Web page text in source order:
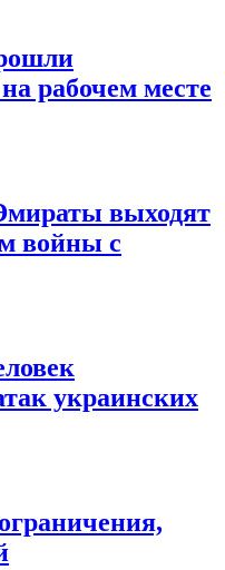
рабочем месте
выходят
войны с
украинских